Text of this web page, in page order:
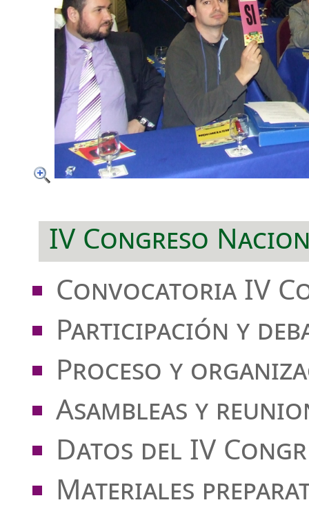
IV Congreso
Convocatoria IV
Participación y
Proceso y
Asambleas y
Datos del IV
Materiales